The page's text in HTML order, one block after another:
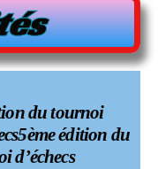
du tournoi
édition du
d’échecs